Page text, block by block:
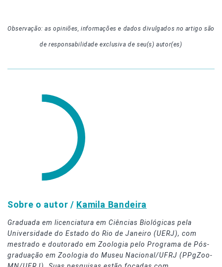
Observação: as opiniões, informações e dados divulgados no artigo são
de responsabilidade exclusiva de seu(s) autor(es)
Sobre o autor / Kamila Bandeira
Graduada em licenciatura em Ciências Biológicas pela
Universidade do Estado do Rio de Janeiro (UERJ), com
mestrado e doutorado em Zoologia pelo Programa de Pós-
graduação em Zoologia do Museu Nacional/UFRJ (PPgZoo-